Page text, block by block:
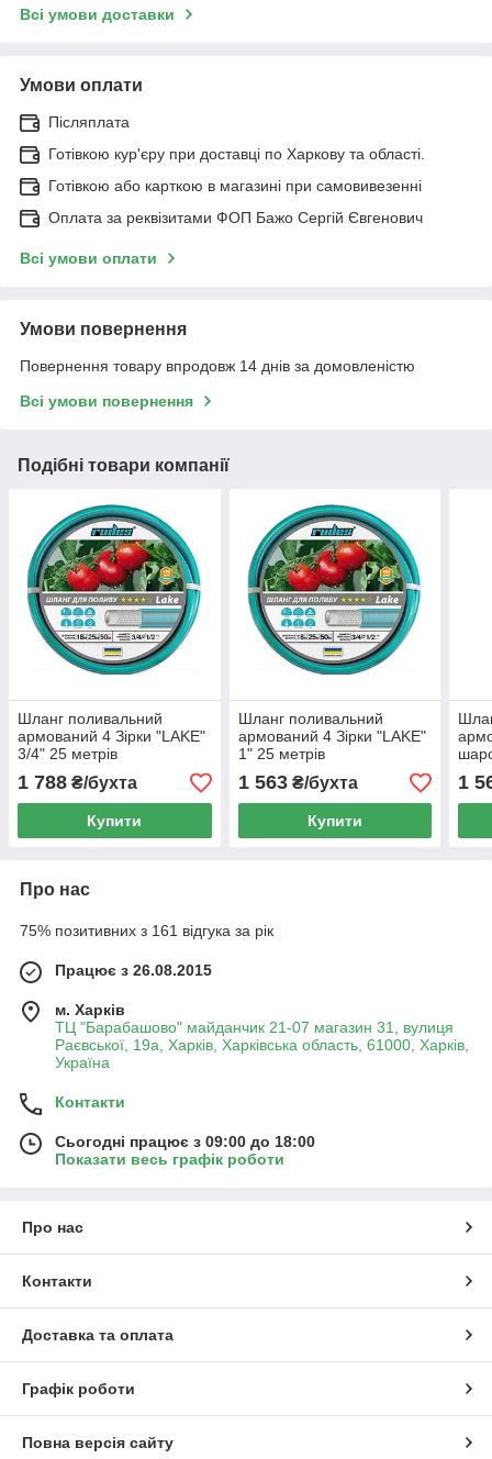
Всі умови доставки
Умови оплати
Післяплата
Готівкою кур'єру при доставці по Харкову та області.
Готівкою або карткою в магазині при самовивезенні
Оплата за реквізитами ФОП Бажо Сергій Євгенович
Всі умови оплати
Умови повернення
Повернення товару впродовж 14 днів за домовленістю
Всі умови повернення
Подібні товари компанії
Шланг поливальний
армований 4 Зірки "LAKE"
3/4" 25 метрів
1 788 ₴/бухта
Купити
Шланг поливальний
армований 4 Зірки "LAKE"
1" 25 метрів
1 563₴/бухта
Купити
1
Про нас
75% позитивних з 161 відгука за рік
Працює з 26.08.2015
м. Харків
ТЦ "Барабашово" майданчик 21-07 магазин 31, вулиця
Раєвської, 19а, Харків, Харківська область, 61000, Харків,
Україна
Контакти
Сьогодні працює з 09:00 до 18:00
Показати весь графік роботи
Про нас
Контакти
Доставка та оплата
Графік роботи
Повна версія сайту